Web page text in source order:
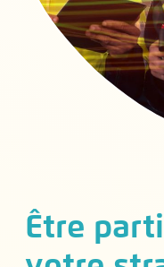
Être